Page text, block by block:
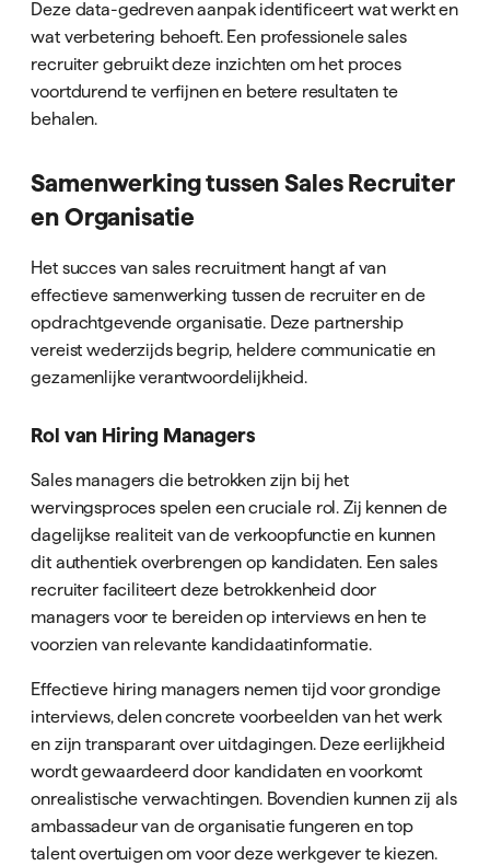
Deze data-gedreven aanpak identificeert wat werkt en
wat verbetering behoeft. Een professionele sales
recruiter gebruikt deze inzichten om het proces
voortdurend te verfijnen en betere resultaten te
behalen.
Samenwerking tussen Sales Recruiter
en Organisatie
Het succes van sales recruitment hangt af van
effectieve samenwerking tussen de recruiter en de
opdrachtgevende organisatie. Deze partnership
vereist wederzijds begrip, heldere communicatie en
gezamenlijke verantwoordelijkheid.
Rol van Hiring Managers
Sales managers die betrokken zijn bij het
wervingsproces spelen een cruciale rol. Zij kennen de
dagelijkse realiteit van de verkoopfunctie en kunnen
dit authentiek overbrengen op kandidaten. Een sales
recruiter faciliteert deze betrokkenheid door
managers voor te bereiden op interviews en hen te
voorzien van relevante kandidaatinformatie.
Effectieve hiring managers nemen tijd voor grondige
interviews, delen concrete voorbeelden van het werk
en zijn transparant over uitdagingen. Deze eerlijkheid
wordt gewaardeerd door kandidaten en voorkomt
onrealistische verwachtingen. Bovendien kunnen zij als
ambassadeur van de organisatie fungeren en top
talent overtuigen om voor deze werkgever te kiezen.